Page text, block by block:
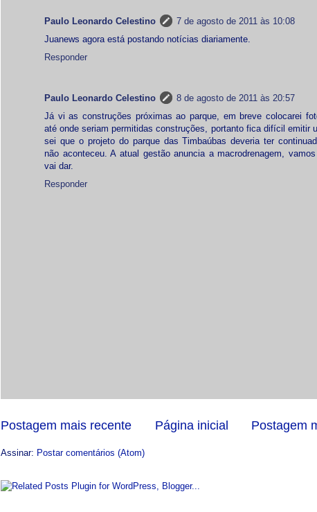
Paulo Leonardo Celestino
7 de agosto de 2011 às 10:08
Juanews agora está postando notícias diariamente.
Responder
Paulo Leonardo Celestino
8 de agosto de 2011 às 20:57
Já vi as construções próximas ao parque, em breve colocarei
até onde seriam permitidas construções, portanto fica difícil emitir
sei que o projeto do parque das Timbaúbas deveria ter
não aconteceu. A atual gestão anuncia a macrodrenagem,
vai dar.
Responder
Postagem mais recente Postagem
Página inicial
Assinar: Postar comentários (Atom)